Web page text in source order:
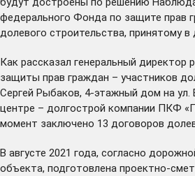
федерального Фонда по защите прав
долевого строительства, принятому в
Как рассказал генеральный директор
защиты прав граждан – участников
Сергей Рыбаков, 4-этажный дом на
центре – долгострой компании ПКФ
момент заключено 13 договоров
В августе 2021 года, согласно
объекта, подготовлена проектно-